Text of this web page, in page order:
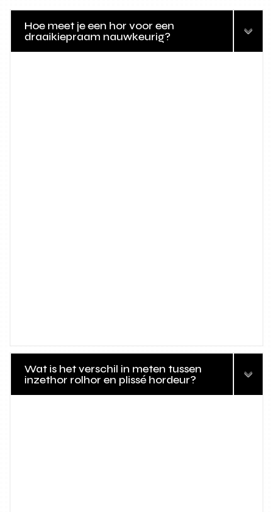
Hoe meet je een hor voor een
draaikiepraam nauwkeurig?
Wat is het verschil in meten tussen
inzethor rolhor en plissé hordeur?